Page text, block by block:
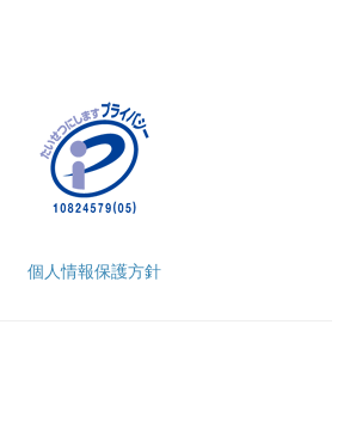
個人情報保護方針